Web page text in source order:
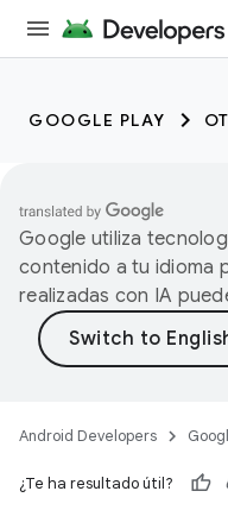
GOOGLE PLAY
Google utiliza
contenido a tu idioma
realizadas con IA
Android Developers
¿Te ha resultado útil?